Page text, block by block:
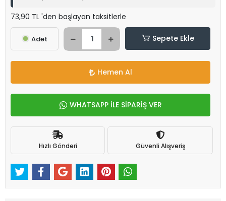
73,90 TL 'den başlayan taksitlerle
Adet Sepete Ekle
Hemen Al
WHATSAPP İLE SİPARİŞ VER
Hızlı Gönderi Güvenli Alışveriş